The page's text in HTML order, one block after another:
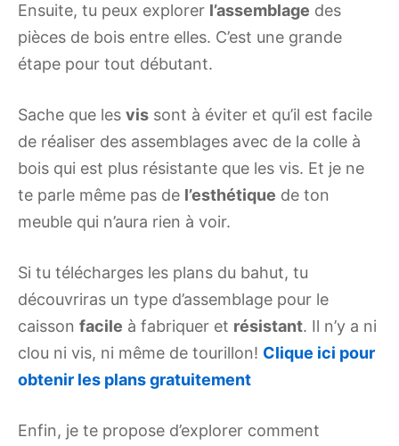
Ensuite, tu peux explorer l’assemblage des
pièces de bois entre elles. C’est une grande
étape pour tout débutant.
Sache que les vis sont à éviter et qu’il est facile
de réaliser des assemblages avec de la colle à
bois qui est plus résistante que les vis. Et je ne
te parle même pas de l’esthétique de ton
meuble qui n’aura rien à voir.
Si tu télécharges les plans du bahut, tu
découvriras un type d’assemblage pour le
caisson facile à fabriquer et résistant. Il n’y a ni
clou ni vis, ni même de tourillon! Clique ici pour
obtenir les plans gratuitement
Enfin, je te propose d’explorer comment